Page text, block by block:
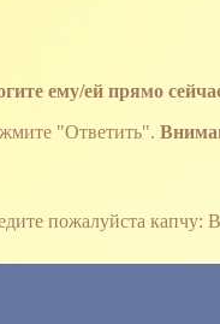
ему/ей прямо
"Ответить".
пожалуйста капчу: